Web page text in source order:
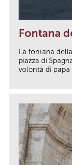
Fontana
La fontana
piazza di
volontà di papa